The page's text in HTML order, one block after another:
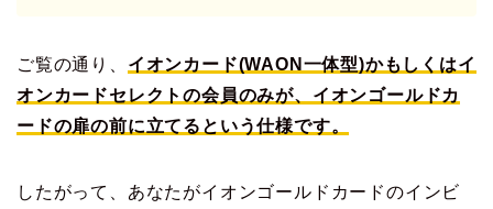
ご覧の通り、 イオンカード(WAON一体型)かもしくはイ
オンカードセレクトの会員のみが、イオンゴールドカ
ードの扉の前に立てるという仕様です。
したがって、あなたがイオンゴールドカードのインビ